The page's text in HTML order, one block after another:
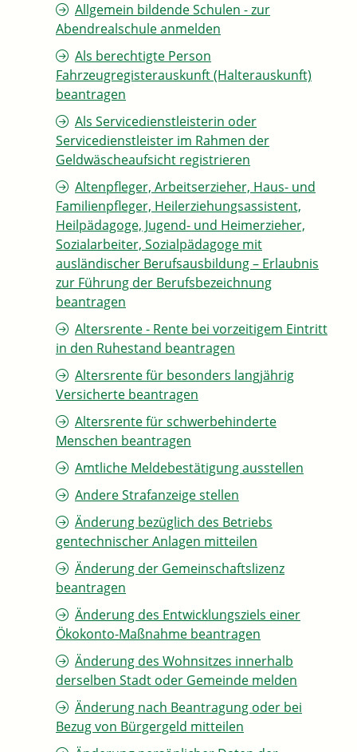
Allgemein bildende Schulen - zur
Abendrealschule anmelden
Als berechtigte Person
Fahrzeugregisterauskunft (Halterauskunft)
beantragen
Als Servicedienstleisterin oder
Servicedienstleister im Rahmen der
Geldwäscheaufsicht registrieren
Altenpfleger, Arbeitserzieher, Haus- und
Familienpfleger, Heilerziehungsassistent,
Heilpädagoge, Jugend- und Heimerzieher,
Sozialarbeiter, Sozialpädagoge mit
ausländischer Berufsausbildung – Erlaubnis
zur Führung der Berufsbezeichnung
beantragen
Altersrente - Rente bei vorzeitigem Eintritt
in den Ruhestand beantragen
Altersrente für besonders langjährig
Versicherte beantragen
Altersrente für schwerbehinderte
Menschen beantragen
Amtliche Meldebestätigung ausstellen
Andere Strafanzeige stellen
Änderung bezüglich des Betriebs
gentechnischer Anlagen mitteilen
Änderung der Gemeinschaftslizenz
beantragen
Änderung des Entwicklungsziels einer
Ökokonto-Maßnahme beantragen
Änderung des Wohnsitzes innerhalb
derselben Stadt oder Gemeinde melden
Änderung nach Beantragung oder bei
Bezug von Bürgergeld mitteilen